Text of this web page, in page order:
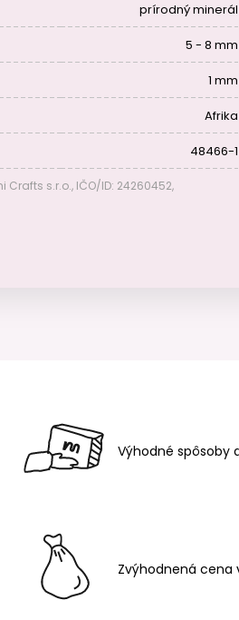
prírodný minerál
5 - 8 mm
1 mm
Afrika
48466-1
Crafts s.r.o., IČO/ID: 24260452,
Výhodné spôsoby
Zvýhodnená cena